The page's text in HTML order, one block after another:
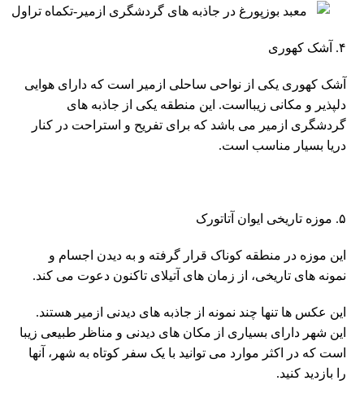
۴. آشک کهوری
آشک کهوری یکی از نواحی ساحلی ازمیر است که دارای هوایی
دلپذیر و مکانی زیبااست. این منطقه یکی از جاذبه های
گردشگری ازمیر می باشد که برای تفریح و استراحت در کنار
دریا بسیار مناسب است.
۵. موزه تاریخی ایوان آتاتورک
این موزه در منطقه کوناک قرار گرفته و به دیدن اجسام و
نمونه های تاریخی، از زمان های آتیلای تاکنون دعوت می کند.
این عکس ها تنها چند نمونه از جاذبه های دیدنی ازمیر هستند.
این شهر دارای بسیاری از مکان های دیدنی و مناظر طبیعی زیبا
است که در اکثر موارد می توانید با یک سفر کوتاه به شهر، آنها
را بازدید کنید.